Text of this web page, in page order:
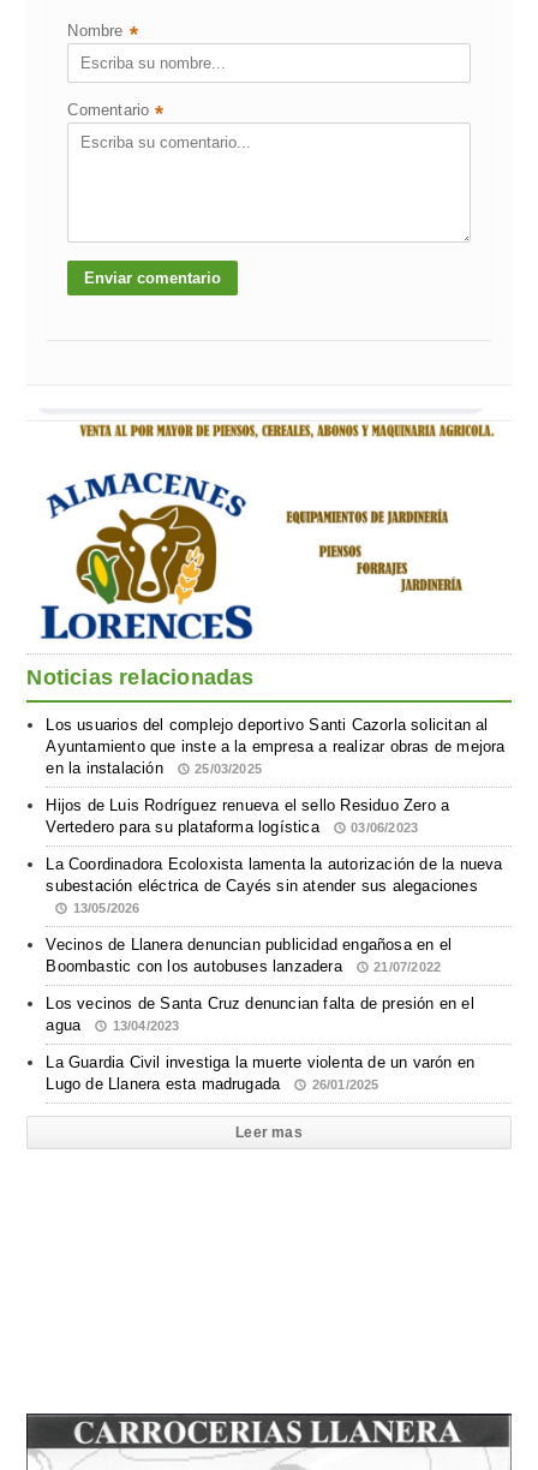
Nombre *
Comentario *
Noticias relacionadas
Los usuarios del complejo deportivo Santi Cazorla solicitan al
Ayuntamiento que inste a la empresa a realizar obras de mejora
en la instalación
25/03/2025
Hijos de Luis Rodríguez renueva el sello Residuo Zero a
Vertedero para su plataforma logística
03/06/2023
La Coordinadora Ecoloxista lamenta la autorización de la nueva
subestación eléctrica de Cayés sin atender sus alegaciones
13/05/2026
Vecinos de Llanera denuncian publicidad engañosa en el
Boombastic con los autobuses lanzadera
21/07/2022
Los vecinos de Santa Cruz denuncian falta de presión en el
agua
13/04/2023
La Guardia Civil investiga la muerte violenta de un varón en
Lugo de Llanera esta madrugada
26/01/2025
Leer mas